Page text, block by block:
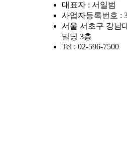
대표자 : 서일범
사업자등록번호 :
서울 서초구 강남
빌딩 3층
Tel : 02-596-7500